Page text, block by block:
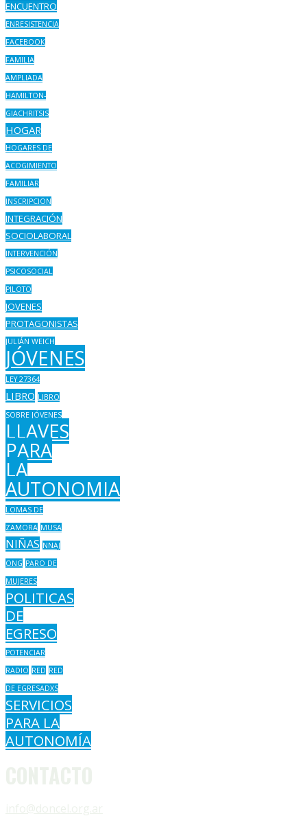
ENCUENTRO
ENRESISTENCIA
FACEBOOK
FAMILIA
AMPLIADA
HAMILTON-
GIACHRITSIS
HOGAR
HOGARES DE
ACOGIMIENTO
FAMILIAR
INSCRIPCION
INTEGRACIÓN
SOCIOLABORAL
INTERVENCIÓN
PSICOSOCIAL
PILOTO
JOVENES
PROTAGONISTAS
JULIÁN WEICH
JÓVENES
LEY 27364
LIBRO LIBRO
SOBRE JÓVENES
LLAVES
PARA
LA
AUTONOMIA
LOMAS DE
ZAMORA MUSA
NIÑAS NNAJ
ONG PARO DE
MUJERES
POLITICAS
DE
EGRESO
POTENCIAR
RADIO RED RED
DE EGRESADXS
SERVICIOS
PARA LA
AUTONOMÍA